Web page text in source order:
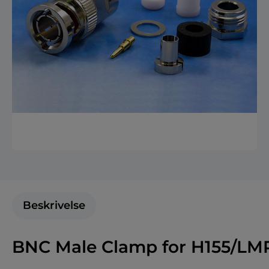
Beskrivelse
BNC Male Clamp for H155/